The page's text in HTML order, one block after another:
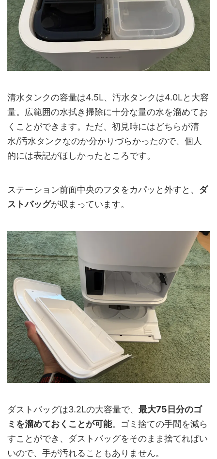
清水タンクの容量は4.5L、汚水タンクは4.0Lと大容
量。広範囲の水拭き掃除に十分な量の水を溜めてお
くことができます。ただ、初見時にはどちらが清
水/汚水タンクなのか分かりづらかったので、個人
的には表記がほしかったところです。
ステーション前面中央のフタをカパッと外すと、 ダ
ストバッグが収まっています。
ダストバッグは3.2Lの大容量で、 最大75日分のゴ
ミを溜めておくことが可能。ゴミ捨ての手間を減ら
すことができ、ダストバッグをそのまま捨てればい
いので、手が汚れることもありません。